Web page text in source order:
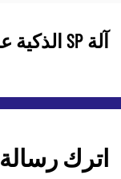
آلة SP الذكية عالية الأداء المعرفة الصناعية
اترك رسالة